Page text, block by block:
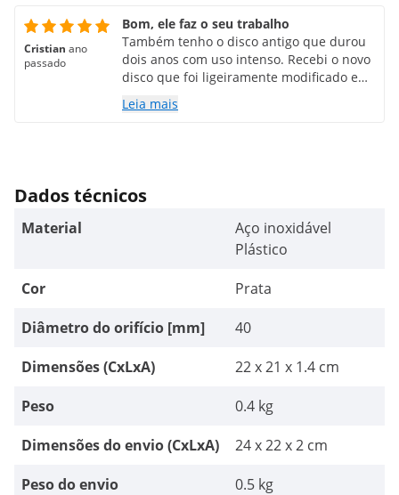
Cristian ano
passado
Bom, ele faz o seu trabalho
Também tenho o disco antigo que durou
dois anos com uso intenso. Recebi o novo
disco que foi ligeiramente modificado e
pelo que posso ver para melhor, ele não
trava mais
Leia mais
Dados técnicos
Material
Aço inoxidável
Plástico
Cor
Prata
Diâmetro do orifício [mm]
40
Dimensões (CxLxA)
22 x 21 x 1.4 cm
Peso
0.4 kg
Dimensões do envio (CxLxA)
24 x 22 x 2 cm
Peso do envio
0.5 kg